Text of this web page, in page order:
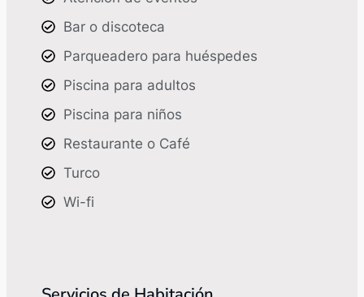
Bar o discoteca
Parqueadero para huéspedes
Piscina para adultos
Piscina para niños
Restaurante o Café
Turco
Wi-fi